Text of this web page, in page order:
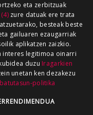
eta zerbitzuak
zure datuak ere trata
besteak beste
gailuaren ezaugarriak
aplikatzen zaizkio.
interes legitimoa oinarri
duzu Iragarkien
unetan ken dezakezu
politika